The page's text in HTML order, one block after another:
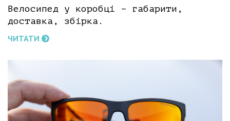
Велосипед у коробці – габарити,
доставка, збірка.
ЧИТАТИ